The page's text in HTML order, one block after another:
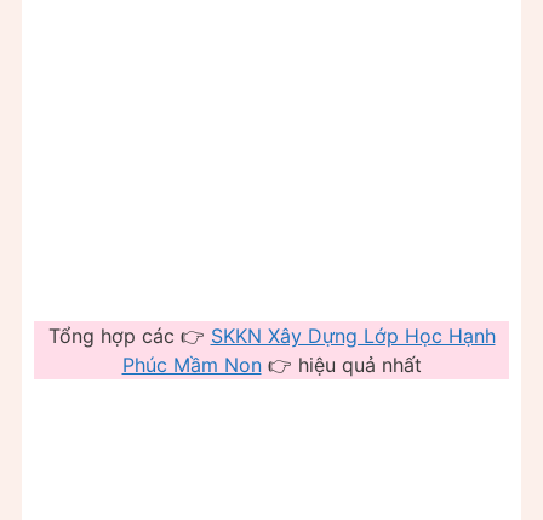
Tổng hợp các 👉 SKKN Xây Dựng Lớp Học Hạnh
Phúc Mầm Non👉 hiệu quả nhất